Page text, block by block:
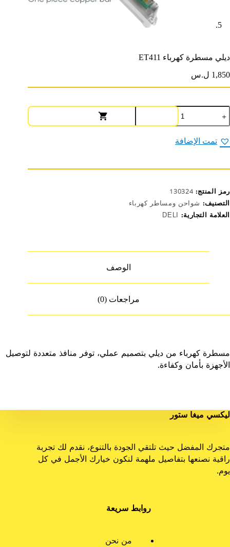
ديلي مسطرة كهرباء ET411
1,850 ل.س
كمية
ديلي
مسطرة
كهرباء
ET411
تمت الإضافة
رمز المنتج:130324
التصنيف: شواحن ومساطر كهرباء
العلامة التجارية: DELI
الوصف
مراجعات (0)
مسطرة كهرباء من ديلي بتصميم عملي، توفر منافذ متعددة لتوصيل
الأجهزة بأمان وكفاءة.
ليكسي ميغا ستور
متجرك المفضل حيث تلتقي الجودة بالتنوع، نقدم لك تجربة
راقية نصنعها بتفاصيل ملهمة لنكون خيارك الأجمل في كل
يوم.
روابط سريعة
من نحن